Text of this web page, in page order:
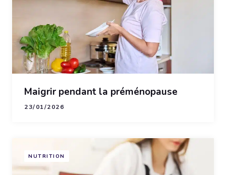
Maigrir pendant la préménopause
23/01/2026
NUTRITION